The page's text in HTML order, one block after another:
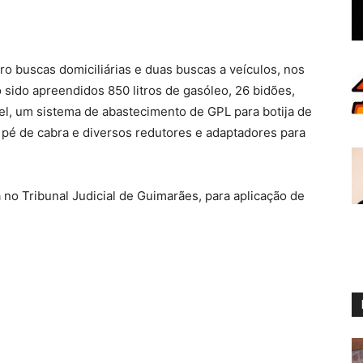
buscas domiciliárias e duas buscas a veículos, nos
apreendidos 850 litros de gasóleo, 26 bidões,
um sistema de abastecimento de GPL para botija de
de cabra e diversos redutores e adaptadores para
Tribunal Judicial de Guimarães, para aplicação de